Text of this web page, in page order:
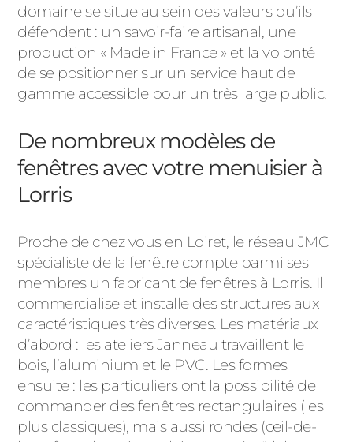
domaine se situe au sein des valeurs qu’ils
défendent : un savoir-faire artisanal, une
production « Made in France » et la volonté
de se positionner sur un service haut de
gamme accessible pour un très large public.
De nombreux modèles de
fenêtres avec votre menuisier à
Lorris
Proche de chez vous en Loiret, le réseau JMC
spécialiste de la fenêtre compte parmi ses
membres un fabricant de fenêtres à Lorris. Il
commercialise et installe des structures aux
caractéristiques très diverses. Les matériaux
d’abord : les ateliers Janneau travaillent le
bois, l’aluminium et le PVC. Les formes
ensuite : les particuliers ont la possibilité de
commander des fenêtres rectangulaires (les
plus classiques), mais aussi rondes (œil-de-